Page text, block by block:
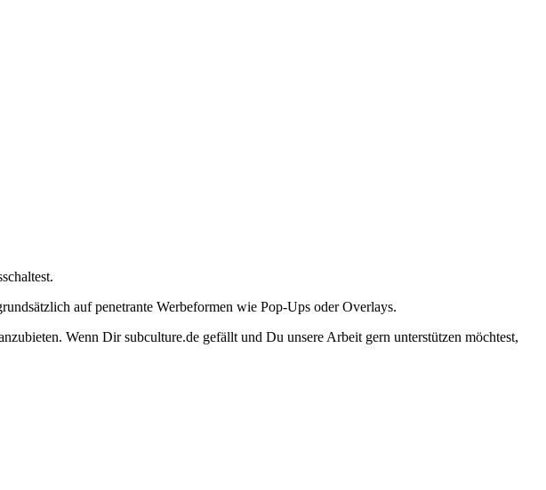
auf penetrante Werbeformen wie Pop-Ups oder Overlays.
Wenn Dir subculture.de gefällt und Du unsere Arbeit gern unterstützen möchtest,